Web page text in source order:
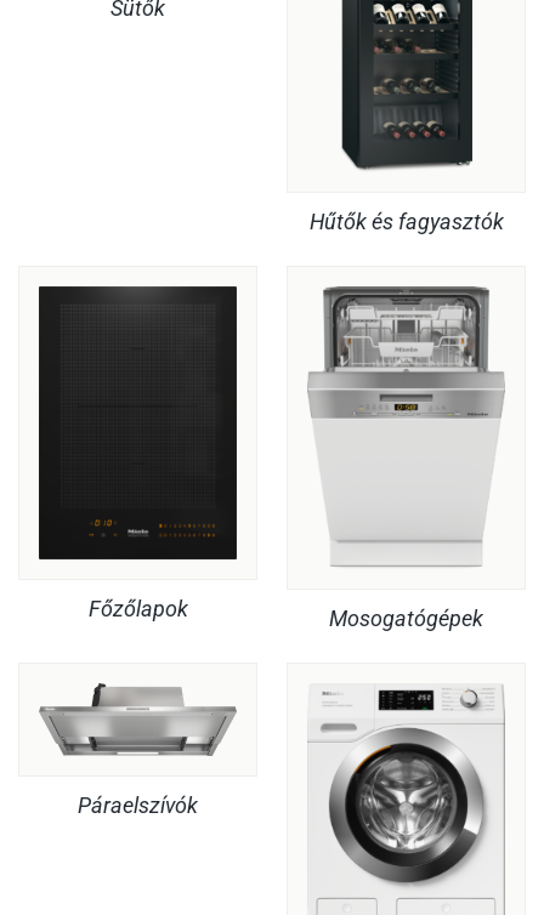
Sütők
Hűtők és fagyasztók
Főzőlapok Mosogatógépek
Páraelszívók